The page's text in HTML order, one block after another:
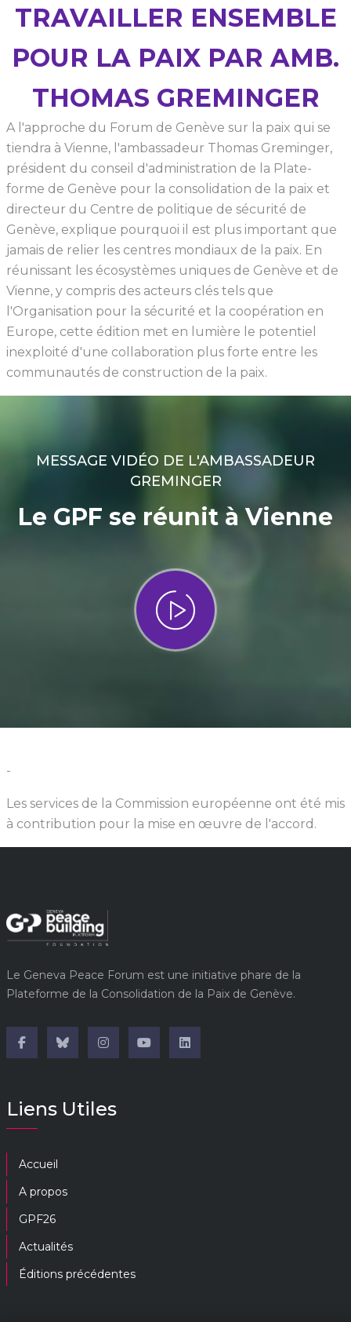
TRAVAILLER ENSEMBLE
POUR LA PAIX PAR AMB.
THOMAS GREMINGER
A l'approche du Forum de Genève sur la paix qui se
tiendra à Vienne, l'ambassadeur Thomas Greminger,
président du conseil d'administration de la Plate-
forme de Genève pour la consolidation de la paix et
directeur du Centre de politique de sécurité de
Genève, explique pourquoi il est plus important que
jamais de relier les centres mondiaux de la paix. En
réunissant les écosystèmes uniques de Genève et de
Vienne, y compris des acteurs clés tels que
l'Organisation pour la sécurité et la coopération en
Europe, cette édition met en lumière le potentiel
inexploité d'une collaboration plus forte entre les
communautés de construction de la paix.
MESSAGE VIDÉO DE L'AMBASSADEUR
GREMINGER
Le GPF se réunit à Vienne
-
Les services de la Commission européenne ont été mis
à contribution pour la mise en œuvre de l'accord.
Le Geneva Peace Forum est une initiative phare de la
Plateforme de la Consolidation de la Paix de Genève.
Liens Utiles
Accueil
A propos
GPF26
Actualités
Éditions précédentes